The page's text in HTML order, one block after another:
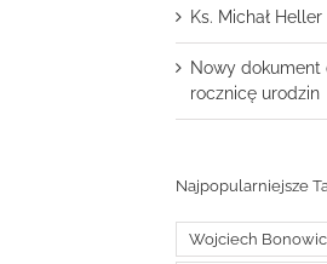
Ks. Michał
Nowy dokument
rocznicę urodzin
Najpopularniejsze
Wojciech